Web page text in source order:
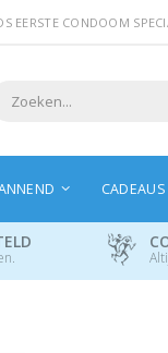
EERSTE CONDOOM
CADEAUS